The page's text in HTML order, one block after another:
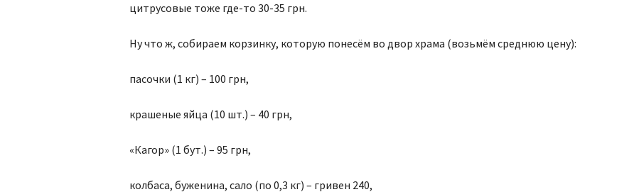
цитрусовые тоже где-то 30-35 грн.
Ну что ж, собираем корзинку, которую понесём во двор храма (возьмём среднюю цену):
пасочки (1 кг) – 100 грн,
крашеные яйца (10 шт.) – 40 грн,
«Кагор» (1 бут.) – 95 грн,
колбаса, буженина, сало (по 0,3 кг) – гривен 240,